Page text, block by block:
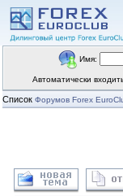
Имя:
Автоматически
Список Форумов Forex